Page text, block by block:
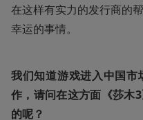
在这样有实力的发行商的
幸运的事情。
我们知道游戏进入中国
作，请问在这方面《莎木
的呢？